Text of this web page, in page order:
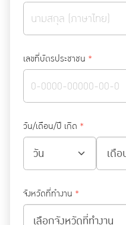
เลขที่บัตรประชาชน *
วัน/เดือน/ปี เกิด *
จังหวัดที่ทำงาน *